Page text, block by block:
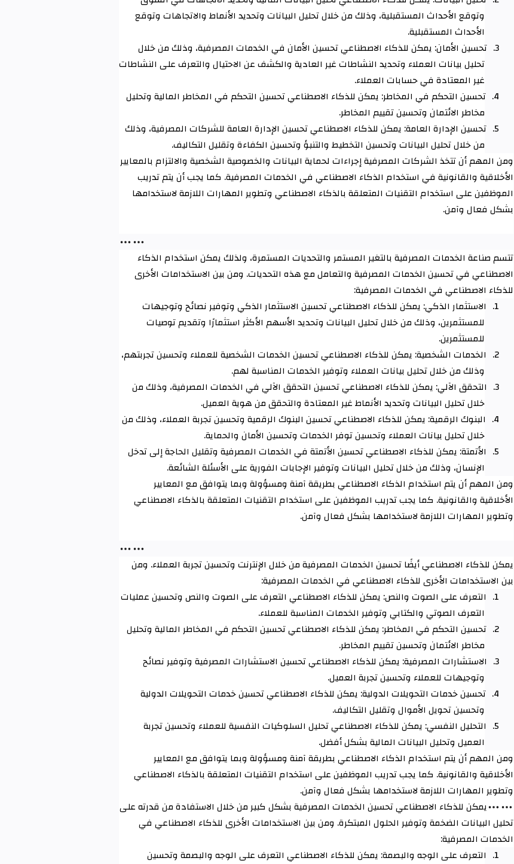
وتوقع الأحداث المستقبلية، وذلك من خلال تحليل البيانات وتحديد الأنماط والاتجاهات وتوقع
الأحداث المستقبلية.
3. تحسين الأمان: يمكن للذكاء الاصطناعي تحسين الأمان في الخدمات المصرفية، وذلك من خلال
تحليل بيانات العملاء وتحديد النشاطات غير العادية والكشف عن الاحتيال والتعرف على النشاطات
غير المعتادة في حسابات العملاء.
4. تحسين التحكم في المخاطر: يمكن للذكاء الاصطناعي تحسين التحكم في المخاطر المالية وتحليل
مخاطر الائتمان وتحسين تقييم المخاطر.
5. تحسين الإدارة العامة: يمكن للذكاء الاصطناعي تحسين الإدارة العامة للشركات المصرفية، وذلك
من خلال تحليل البيانات وتحسين التخطيط والتنبؤ وتحسين الكفاءة وتقليل التكاليف.
ومن المهم أن تتخذ الشركات المصرفية إجراءات لحماية البيانات والخصوصية الشخصية والالتزام بالمعايير
الأخلاقية والقانونية في استخدام الذكاء الاصطناعي في الخدمات المصرفية. كما يجب أن يتم تدريب
الموظفين على استخدام التقنيات المتعلقة بالذكاء الاصطناعي وتطوير المهارات اللازمة لاستخدامها
بشكل فعال وآمن.
تتسم صناعة الخدمات المصرفية بالتغير المستمر والتحديات المستمرة، ولذلك يمكن استخدام الذكاء
الاصطناعي في تحسين الخدمات المصرفية والتعامل مع هذه التحديات. ومن بين الاستخدامات الأخرى
للذكاء الاصطناعي في الخدمات المصرفية:
1. الاستثمار الذكي: يمكن للذكاء الاصطناعي تحسين الاستثمار الذكي وتوفير نصائح وتوجيهات
للمستثمرين، وذلك من خلال تحليل البيانات وتحديد الأسهم الأكثر استثمارًا وتقديم توصيات
للمستثمرين.
2. الخدمات الشخصية: يمكن للذكاء الاصطناعي تحسين الخدمات الشخصية للعملاء وتحسين تجربتهم،
وذلك من خلال تحليل بيانات العملاء وتوفير الخدمات المناسبة لهم.
3. التحقق الآلي: يمكن للذكاء الاصطناعي تحسين التحقق الآلي في الخدمات المصرفية، وذلك من
خلال تحليل البيانات وتحديد الأنماط غير المعتادة والتحقق من هوية العميل.
4. البنوك الرقمية: يمكن للذكاء الاصطناعي تحسين البنوك الرقمية وتحسين تجربة العملاء، وذلك من
خلال تحليل بيانات العملاء وتحسين توفر الخدمات وتحسين الأمان والحماية.
5. الأتمتة: يمكن للذكاء الاصطناعي تحسين الأتمتة في الخدمات المصرفية وتقليل الحاجة إلى تدخل
الإنسان، وذلك من خلال تحليل البيانات وتوفير الإجابات الفورية على الأسئلة الشائعة.
ومن المهم أن يتم استخدام الذكاء الاصطناعي بطريقة آمنة ومسؤولة وبما يتوافق مع المعايير
الأخلاقية والقانونية. كما يجب تدريب الموظفين على استخدام التقنيات المتعلقة بالذكاء الاصطناعي
وتطوير المهارات اللازمة لاستخدامها بشكل فعال وآمن.
يمكن للذكاء الاصطناعي أيضًا تحسين الخدمات المصرفية من خلال الإنترنت وتحسين تجربة العملاء. ومن
بين الاستخدامات الأخرى للذكاء الاصطناعي في الخدمات المصرفية:
1. التعرف على الصوت والنص: يمكن للذكاء الاصطناعي التعرف على الصوت والنص وتحسين عمليات
التعرف الصوتي والكتابي وتوفير الخدمات المناسبة للعملاء.
2. تحسين التحكم في المخاطر: يمكن للذكاء الاصطناعي تحسين التحكم في المخاطر المالية وتحليل
مخاطر الائتمان وتحسين تقييم المخاطر.
3. الاستشارات المصرفية: يمكن للذكاء الاصطناعي تحسين الاستشارات المصرفية وتوفير نصائح
وتوجيهات للعملاء وتحسين تجربة العميل.
4. تحسين خدمات التحويلات الدولية: يمكن للذكاء الاصطناعي تحسين خدمات التحويلات الدولية
وتحسين تحويل الأموال وتقليل التكاليف.
5. التحليل النفسي: يمكن للذكاء الاصطناعي تحليل السلوكيات النفسية للعملاء وتحسين تجربة
العميل وتحليل البيانات المالية بشكل أفضل.
ومن المهم أن يتم استخدام الذكاء الاصطناعي بطريقة آمنة ومسؤولة وبما يتوافق مع المعايير
الأخلاقية والقانونية. كما يجب تدريب الموظفين على استخدام التقنيات المتعلقة بالذكاء الاصطناعي
وتطوير المهارات اللازمة لاستخدامها بشكل فعال وآمن.
يمكن للذكاء الاصطناعي تحسين الخدمات المصرفية بشكل كبير من خلال الاستفادة من قدرته على
تحليل البيانات الضخمة وتوفير الحلول المبتكرة. ومن بين الاستخدامات الأخرى للذكاء الاصطناعي في
الخدمات المصرفية:
1. التعرف على الوجه والبصمة: يمكن للذكاء الاصطناعي التعرف على الوجه والبصمة وتحسين